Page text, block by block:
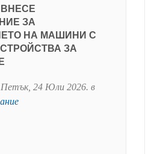
ЗА
НА МАШИНИ С
ЗА
Петък, 24 Юли 2026. в